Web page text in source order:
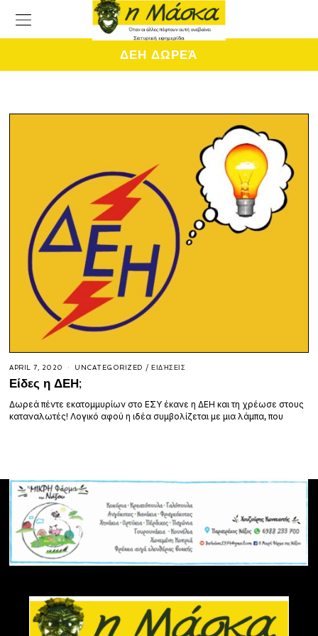
ΔΕΗ ΔΩΡΕΆ
APRIL 7, 2020 UNCATEGORIZED / ΕΙΔΉΣΕΙΣ
Είδες η ΔΕΗ;
Δωρεά πέντε εκατομμυρίων στο ΕΣΥ έκανε η ΔΕΗ και τη χρέωσε στους
καταναλωτές! Λογικό αφού η ιδέα συμβολίζεται με μια λάμπα, που